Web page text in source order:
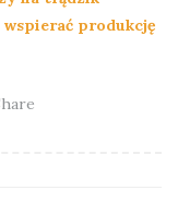
produkcję